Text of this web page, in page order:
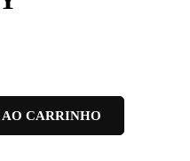
CARRINHO